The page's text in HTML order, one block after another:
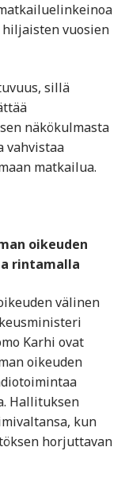
vuosien
sillä
näkökulmasta
vahvistaa
matkailua.
oikeuden
rintamalla
välinen
Karhi ovat
oikeuden
Hallituksen
kun
horjuttavan